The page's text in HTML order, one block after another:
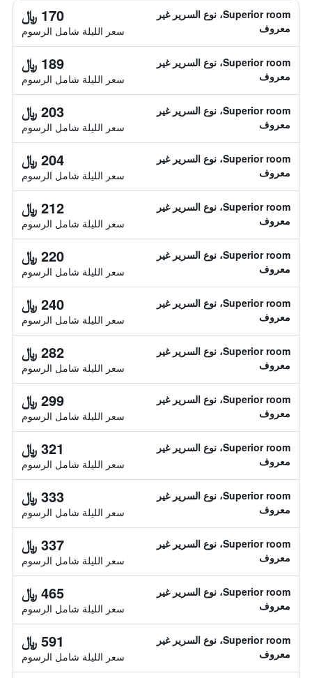
Superior room، نوع السرير غير
معروف
170 ﷼
سعر الليلة شامل الرسوم
Superior room، نوع السرير غير
معروف
189 ﷼
سعر الليلة شامل الرسوم
Superior room، نوع السرير غير
معروف
203 ﷼
سعر الليلة شامل الرسوم
Superior room، نوع السرير غير
معروف
204 ﷼
سعر الليلة شامل الرسوم
Superior room، نوع السرير غير
معروف
212 ﷼
سعر الليلة شامل الرسوم
Superior room، نوع السرير غير
معروف
220 ﷼
سعر الليلة شامل الرسوم
Superior room، نوع السرير غير
معروف
240 ﷼
سعر الليلة شامل الرسوم
Superior room، نوع السرير غير
معروف
282 ﷼
سعر الليلة شامل الرسوم
Superior room، نوع السرير غير
معروف
299 ﷼
سعر الليلة شامل الرسوم
Superior room، نوع السرير غير
معروف
321 ﷼
سعر الليلة شامل الرسوم
Superior room، نوع السرير غير
معروف
333 ﷼
سعر الليلة شامل الرسوم
Superior room، نوع السرير غير
معروف
337 ﷼
سعر الليلة شامل الرسوم
Superior room، نوع السرير غير
معروف
465 ﷼
سعر الليلة شامل الرسوم
Superior room، نوع السرير غير
معروف
591 ﷼
سعر الليلة شامل الرسوم